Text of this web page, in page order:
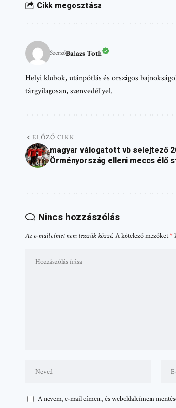
Cikk megosztása
SzerzőBalazs Toth
Helyi klubok, utánpótlás és országos
tárgyilagosan, szenvedéllyel.
ELŐZŐ CIKK
magyar válogatott vb selejtező
Örményország elleni meccs élő
Nincs hozzászólás
Az e-mail címet nem tesszük közzé. A kötelező mezőket*
A nevem, e-mail címem, és weboldalcímem